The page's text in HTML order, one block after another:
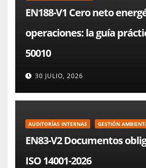
EN188-V1 Cero neto
operaciones: la guía
50010
30 JULIO, 2026
AUDITORÍAS INTERNAS GESTIÓN
EN83-V2 Documentos
ISO 14001-2026